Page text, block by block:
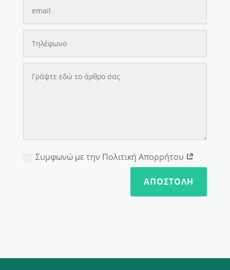
Συμφωνώ με την Πολιτική Απορρήτου
ΑΠΟΣΤΟΛΉ